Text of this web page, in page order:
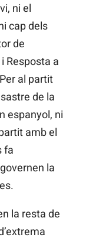
ni el
cap dels
de
Resposta a
al partit
de la
espanyol, ni
amb el
fa
la
la resta de